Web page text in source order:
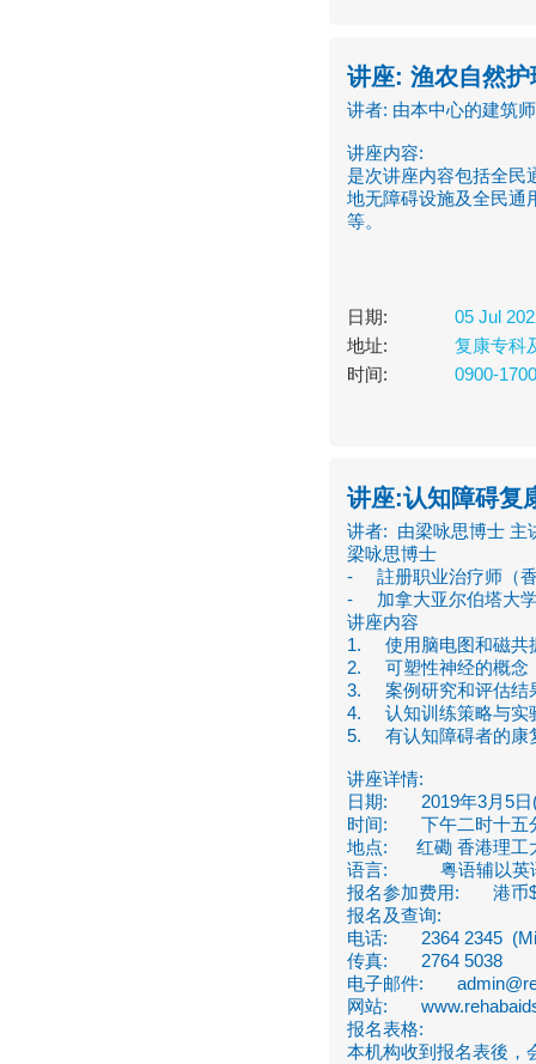
讲座: 渔农自然
讲者: 由本中心的建筑
讲座内容:
是次讲座内容包括全民
地无障碍设施及全民通
等。
日期:
05 Jul
地址:
复康专科
时间:
0900-1700
讲座:认知障碍复
讲者: 由梁咏思博士 主
梁咏思博士
- 註册职业治疗师（
- 加拿大亚尔伯塔大
讲座内容
1. 使用脑电图和磁共
2. 可塑性神经的概念
3. 案例研究和评估结
4. 认知训练策略与实
5. 有认知障碍者的康
讲座详情:
日期: 2019年3月5日
时间: 下午二时十五
地点: 红磡 香港理工
语言: 粤语辅以英
报名参加费用: 港币
报名及查询:
电话: 2364 2345
传真: 2764 5038
电子邮件:
网站:
报名表格:
本机构收到报名表後，